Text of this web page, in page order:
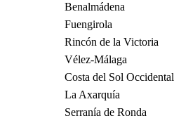
Benalmádena
Fuengirola
Rincón de la Victoria
Vélez-Málaga
Costa del Sol Occidental
La Axarquía
Serranía de Ronda